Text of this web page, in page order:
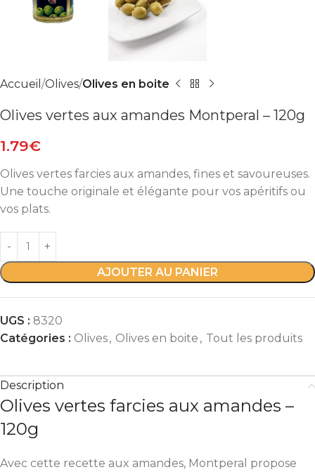
Accueil Olives Olives en boite
Olives vertes aux amandes Montperal – 120g
1.79€
Olives vertes farcies aux amandes, fines et savoureuses.
Une touche originale et élégante pour vos apéritifs ou
vos plats.
AJOUTER AU PANIER
UGS : 8320
Catégories : Olives, Olives en boite , Tout les produits
Description
Olives vertes farcies aux amandes –
120g
Avec cette recette aux amandes, Montperal propose